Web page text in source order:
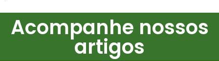
Acompanhe nossos
artigos